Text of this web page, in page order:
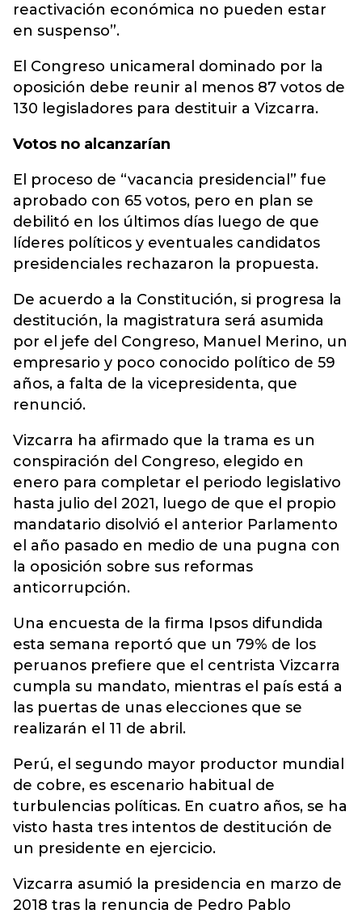
reactivación económica no pueden estar
en suspenso”.
El Congreso unicameral dominado por la
oposición debe reunir al menos 87 votos de
130 legisladores para destituir a Vizcarra.
Votos no alcanzarían
El proceso de “vacancia presidencial” fue
aprobado con 65 votos, pero en plan se
debilitó en los últimos días luego de que
líderes políticos y eventuales candidatos
presidenciales rechazaron la propuesta.
De acuerdo a la Constitución, si progresa la
destitución, la magistratura será asumida
por el jefe del Congreso, Manuel Merino, un
empresario y poco conocido político de 59
años, a falta de la vicepresidenta, que
renunció.
Vizcarra ha afirmado que la trama es un
conspiración del Congreso, elegido en
enero para completar el periodo legislativo
hasta julio del 2021, luego de que el propio
mandatario disolvió el anterior Parlamento
el año pasado en medio de una pugna con
la oposición sobre sus reformas
anticorrupción.
Una encuesta de la firma Ipsos difundida
esta semana reportó que un 79% de los
peruanos prefiere que el centrista Vizcarra
cumpla su mandato, mientras el país está a
las puertas de unas elecciones que se
realizarán el 11 de abril.
Perú, el segundo mayor productor mundial
de cobre, es escenario habitual de
turbulencias políticas. En cuatro años, se ha
visto hasta tres intentos de destitución de
un presidente en ejercicio.
Vizcarra asumió la presidencia en marzo de
2018 tras la renuncia de Pedro Pablo